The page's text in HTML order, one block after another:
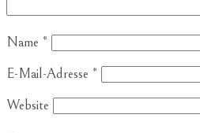
Name *
E-Mail-Adresse *
Website